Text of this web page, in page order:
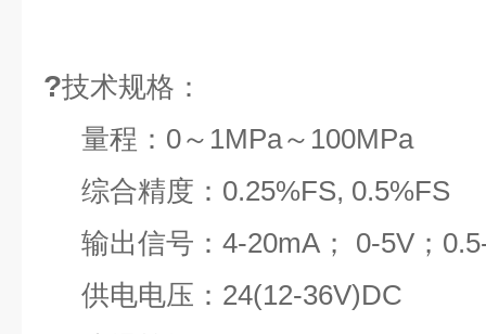
?技术规格：
量程： 0～1MPa～100MPa
综合精度：0.25%FS, 0.5%FS
输出信号：4-20mA； 0-5V；
供电电压：24(12-36V)DC